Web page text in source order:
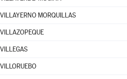
VILLAYERNO MORQUILLAS
VILLAZOPEQUE
VILLEGAS
VILLORUEBO